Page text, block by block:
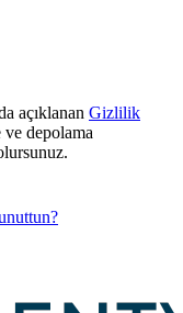
açıklanan Gizlilik
depolama